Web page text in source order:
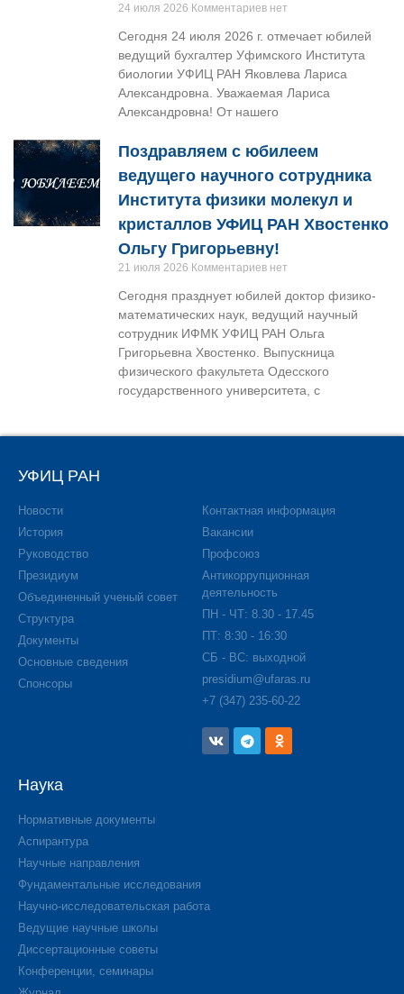
24 июля 2026 Комментариев нет
Сегодня 24 июля 2026 г. отмечает юбилей
ведущий бухгалтер Уфимского Института
биологии УФИЦ РАН Яковлева Лариса
Александровна. Уважаемая Лариса
Александровна! От нашего
Поздравляем с юбилеем
ведущего научного сотрудника
Института физики молекул и
кристаллов УФИЦ РАН Хвостенко
Ольгу Григорьевну!
21 июля 2026 Комментариев нет
Сегодня празднует юбилей доктор физико-
математических наук, ведущий научный
сотрудник ИФМК УФИЦ РАН Ольга
Григорьевна Хвостенко. Выпускница
физического факультета Одесского
государственного университета, с
УФИЦ РАН
Новости
История
Руководство
Президиум
Объединенный ученый совет
Структура
Документы
Основные сведения
Спонсоры
Контактная информация
Вакансии
Профсоюз
Антикоррупционная
деятельность
ПН - ЧТ: 8.30 - 17.45
ПТ: 8:30 - 16:30
СБ - ВС: выходной
presidium@ufaras.ru
+7 (347) 235-60-22
Наука
Нормативные документы
Аспирантура
Научные направления
Фундаментальные исследования
Научно-исследовательская работа
Ведущие научные школы
Диссертационные советы
Конференции, семинары